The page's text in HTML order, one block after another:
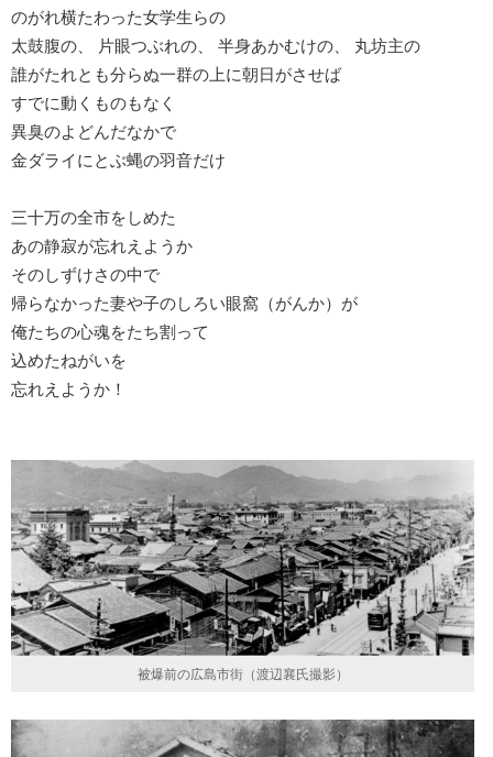
のがれ横たわった女学生らの
太鼓腹の、 片眼つぶれの、 半身あかむけの、 丸坊主の
誰がたれとも分らぬ一群の上に朝日がさせば
すでに動くものもなく
異臭のよどんだなかで
金ダライにとぶ蝿の羽音だけ
三十万の全市をしめた
あの静寂が忘れえようか
そのしずけさの中で
帰らなかった妻や子のしろい眼窩（がんか）が
俺たちの心魂をたち割って
込めたねがいを
忘れえようか！
被爆前の広島市街（渡辺襄氏撮影）